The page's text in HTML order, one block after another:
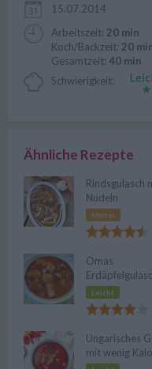
15.07.2014
Arbeitszeit: 20 min
Koch/Backzeit: 20
Gesamtzeit: 40 min
Schwierigkeit:
Ähnliche Rezepte
Rindsgulasch
Nudeln
Mittel
Omas
Leicht
Ungarisches
mit wenig